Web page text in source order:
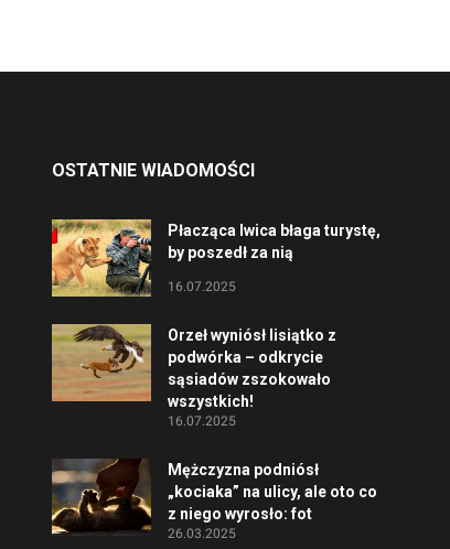
OSTATNIE WIADOMOŚCI
Płacząca lwica błaga turystę,
by poszedł za nią
16.07.2025
Orzeł wyniósł lisiątko z
podwórka – odkrycie
sąsiadów zszokowało
wszystkich!
16.07.2025
Mężczyzna podniósł
„kociaka” na ulicy, ale oto co
z niego wyrosło: fot
26.03.2025